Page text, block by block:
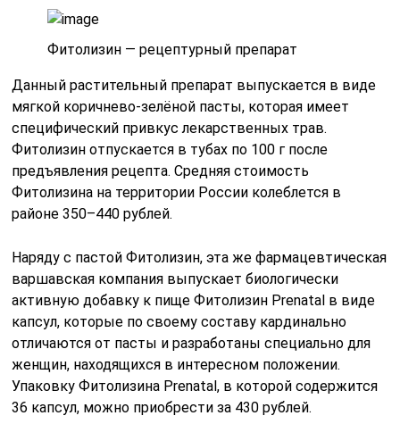
Фитолизин — рецептурный препарат
Данный растительный препарат выпускается в виде
мягкой коричнево-зелёной пасты, которая имеет
специфический привкус лекарственных трав.
Фитолизин отпускается в тубах по 100 г после
предъявления рецепта. Средняя стоимость
Фитолизина на территории России колеблется в
районе 350–440 рублей.
Наряду с пастой Фитолизин, эта же фармацевтическая
варшавская компания выпускает биологически
активную добавку к пище Фитолизин Prenatal в виде
капсул, которые по своему составу кардинально
отличаются от пасты и разработаны специально для
женщин, находящихся в интересном положении.
Упаковку Фитолизина Prenatal, в которой содержится
36 капсул, можно приобрести за 430 рублей.